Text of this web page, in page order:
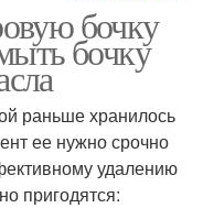
Масло с разных
поверхностей
Бочка от химии
бочку
бочку
раньше хранилось
ее нужно срочно
удалению
пригодятся: